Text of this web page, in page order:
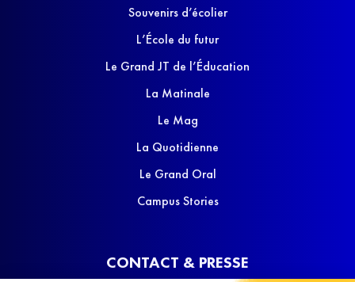
Souvenirs d’écolier
L’École du futur
Le Grand JT de l’Éducation
La Matinale
Le Mag
La Quotidienne
Le Grand Oral
Campus Stories
CONTACT & PRESSE